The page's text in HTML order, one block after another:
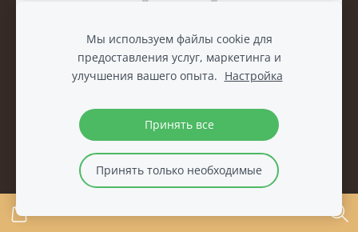
Рама для снятия двигателя 500кг - Yato YT-55568
€80.00 €70.00
Мы используем файлы cookie для
предоставления услуг, маркетинга и
улучшения вашего опыта. Настройка
Принять все
Принять только необходимые